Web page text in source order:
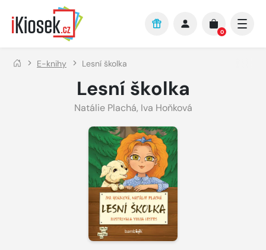
Přejít na hlavní obsah
0
E-knihy Lesní školka
Lesní školka
Natálie Plachá, Iva Hoňková